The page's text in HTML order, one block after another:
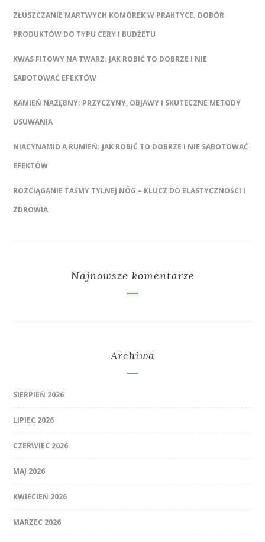
ZŁUSZCZANIE MARTWYCH KOMÓREK W PRAKTYCE: DOBÓR
PRODUKTÓW DO TYPU CERY I BUDŻETU
KWAS FITOWY NA TWARZ: JAK ROBIĆ TO DOBRZE I NIE
SABOTOWAĆ EFEKTÓW
KAMIEŃ NAZĘBNY: PRZYCZYNY, OBJAWY I SKUTECZNE METODY
USUWANIA
NIACYNAMID A RUMIEŃ: JAK ROBIĆ TO DOBRZE I NIE SABOTOWAĆ
EFEKTÓW
ROZCIĄGANIE TAŚMY TYLNEJ NÓG – KLUCZ DO ELASTYCZNOŚCI I
ZDROWIA
Najnowsze komentarze
Archiwa
SIERPIEŃ 2026
LIPIEC 2026
CZERWIEC 2026
MAJ 2026
KWIECIEŃ 2026
MARZEC 2026